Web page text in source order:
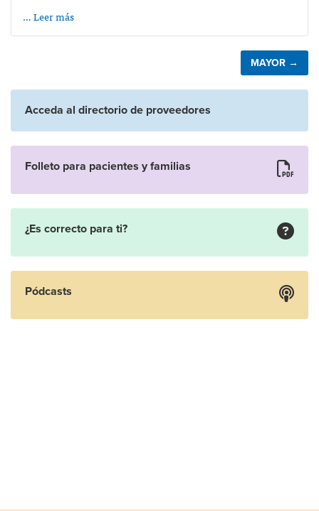
… Leer más
MAYOR →
Acceda al directorio de proveedores
Folleto para pacientes y familias
¿Es correcto para ti?
Pódcasts